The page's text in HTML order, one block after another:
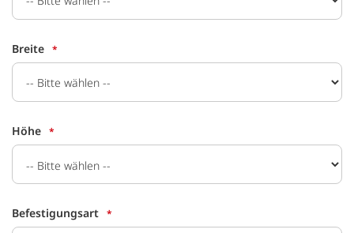
Breite
Höhe
Befestigungsart